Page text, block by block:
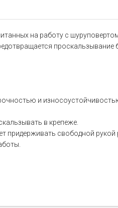
на работу с
и
в крепеже.
придерживать свободной рукой